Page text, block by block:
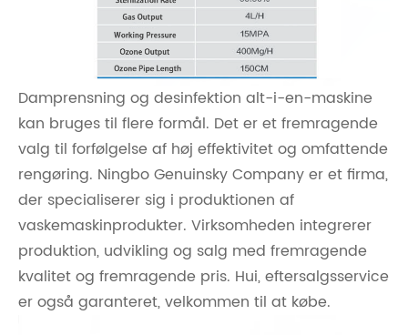
Damprensning og desinfektion alt-i-en-maskine
kan bruges til flere formål. Det er et fremragende
valg til forfølgelse af høj effektivitet og omfattende
rengøring. Ningbo Genuinsky Company er et firma,
der specialiserer sig i produktionen af ​​
vaskemaskinprodukter. Virksomheden integrerer
produktion, udvikling og salg med fremragende
kvalitet og fremragende pris. Hui, eftersalgsservice
er også garanteret, velkommen til at købe.